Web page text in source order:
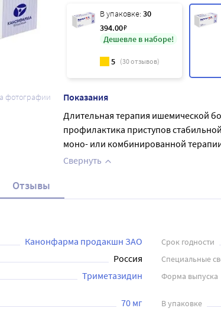
фотографии
В упаковке: 30
394.00₽
Дешевле в наборе!
5 (30отзывов)
Показания
Длительная терапия ишемической
профилактика приступов
моно- или комбинированной
Свернуть
Отзывы
Канонфарма продакшн ЗАО Срок годности
Россия Специальные
Триметазидин Форма выпуска
70 мг В упаковке